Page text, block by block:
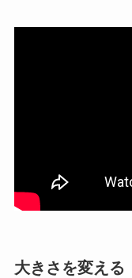
大きさを変える